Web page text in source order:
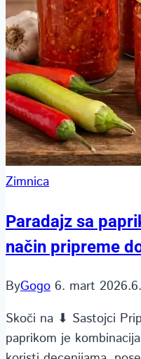
Zimnica
Paradajz sa
način pripreme
ByGogo 6. mart 2026.
Skoči na ⬇ Sastojci
paprikom je